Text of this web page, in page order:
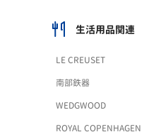
生活用品関連
LE CREUSET
南部鉄器
WEDGWOOD
ROYAL COPENHAGEN